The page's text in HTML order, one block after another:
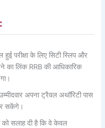
परीक्षा के लिए सिटी स्लिप और
का लिंक RRB की आधिकारिक
अपना ट्रैवल अथॉरिटी पास
सकेंगे।
को सलाह दी है कि वे केवल